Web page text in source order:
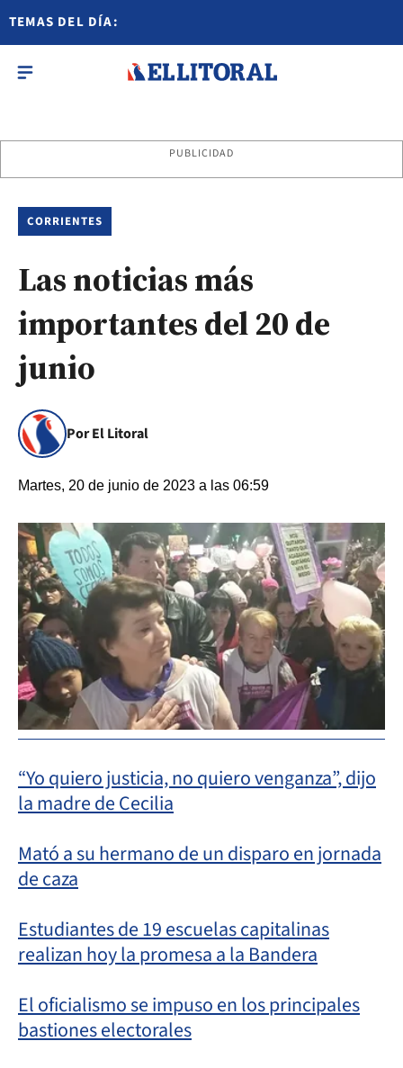
TEMAS DEL DÍA:
PUBLICIDAD
CORRIENTES
Las noticias más
importantes del 20 de
junio
Por El Litoral
Martes, 20 de junio de 2023 a las 06:59
“Yo quiero justicia, no quiero venganza”, dijo
la madre de Cecilia
Mató a su hermano de un disparo en jornada
de caza
Estudiantes de 19 escuelas capitalinas
realizan hoy la promesa a la Bandera
El oficialismo se impuso en los principales
bastiones electorales